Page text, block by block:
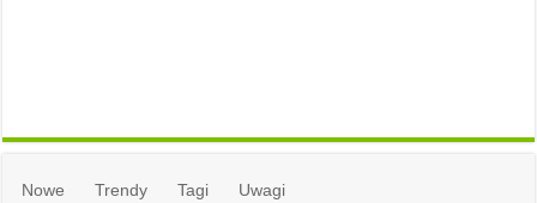
Nowe Trendy Tagi Uwagi